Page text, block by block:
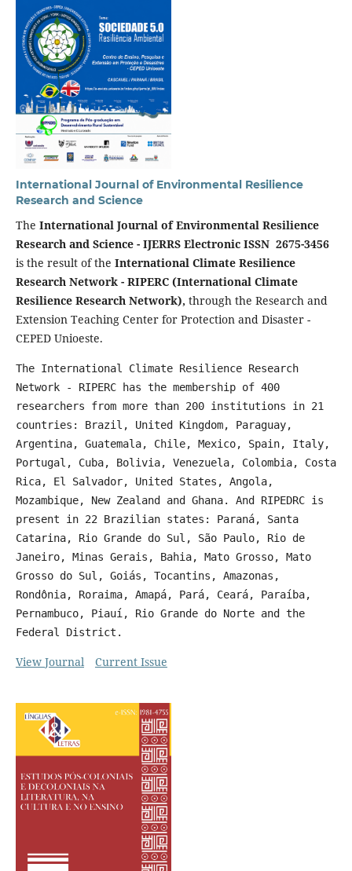
International Journal of Environmental Resilience
Research and Science
The International Journal of Environmental Resilience
Research and Science - IJERRS Electronic ISSN 2675-3456
is the result of the International Climate Resilience
Research Network - RIPERC (International Climate
Resilience Research Network), through the Research and
Extension Teaching Center for Protection and Disaster -
CEPED Unioeste.
The International Climate Resilience Research
Network - RIPERC has the membership of 400
researchers from more than 200 institutions in 21
countries: Brazil, United Kingdom, Paraguay,
Argentina, Guatemala, Chile, Mexico, Spain, Italy,
Portugal, Cuba, Bolivia, Venezuela, Colombia, Costa
Rica, El Salvador, United States, Angola,
Mozambique, New Zealand and Ghana. And RIPEDRC is
present in 22 Brazilian states: Paraná, Santa
Catarina, Rio Grande do Sul, São Paulo, Rio de
Janeiro, Minas Gerais, Bahia, Mato Grosso, Mato
Grosso do Sul, Goiás, Tocantins, Amazonas,
Rondônia, Roraima, Amapá, Pará, Ceará, Paraíba,
Pernambuco, Piauí, Rio Grande do Norte and the
Federal District.
View Journal Current Issue